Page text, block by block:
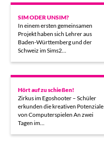
SIM ODER UNSIM?
In einem ersten gemeinsamen
Projekt haben sich Lehrer aus
Baden-Württemberg und der
Schweiz im Sims2…
Hört auf zu schießen!
Zirkus im Egoshooter – Schüler
erkunden die kreativen Potenziale
von Computerspielen An zwei
Tagen im…